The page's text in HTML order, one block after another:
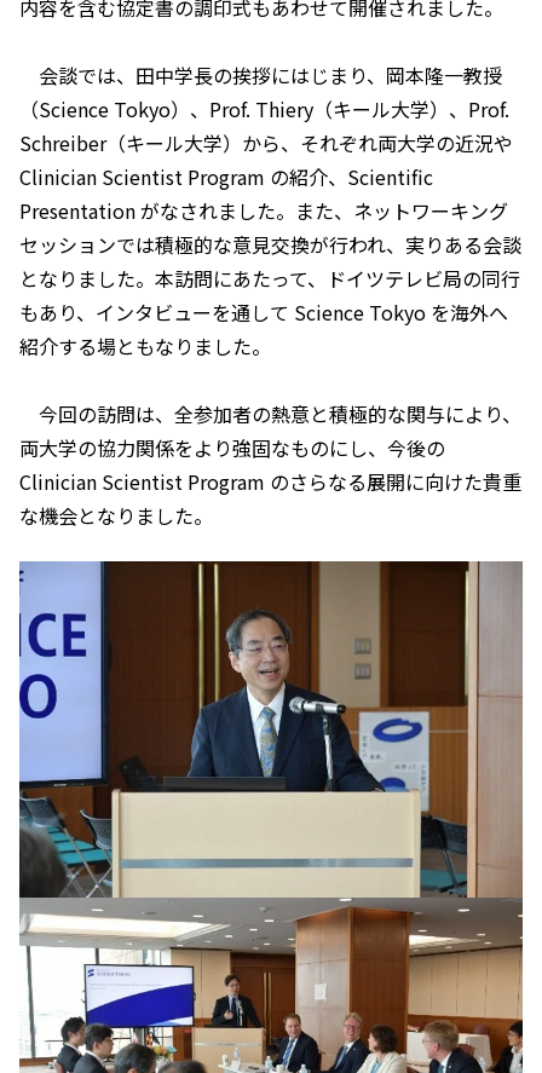
内容を含む協定書の調印式もあわせて開催されました。
会談では、田中学長の挨拶にはじまり、岡本隆一教授
（Science Tokyo）、Prof. Thiery（キール大学）、Prof.
Schreiber（キール大学）から、それぞれ両大学の近況や
Clinician Scientist Program の紹介、Scientific
Presentation がなされました。また、ネットワーキング
セッションでは積極的な意見交換が行われ、実りある会談
となりました。本訪問にあたって、ドイツテレビ局の同行
もあり、インタビューを通して Science Tokyo を海外へ
紹介する場ともなりました。
今回の訪問は、全参加者の熱意と積極的な関与により、
両大学の協力関係をより強固なものにし、今後の
Clinician Scientist Program のさらなる展開に向けた貴重
な機会となりました。